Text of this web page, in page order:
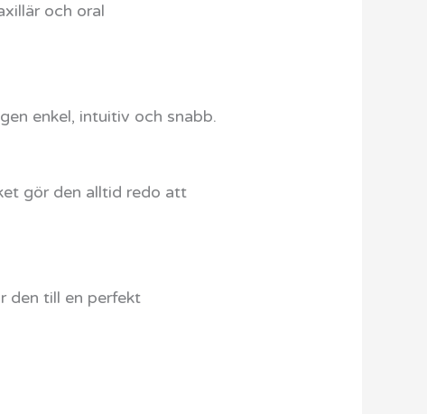
och oral
enkel, intuitiv och snabb.
gör den alltid redo att
den till en perfekt